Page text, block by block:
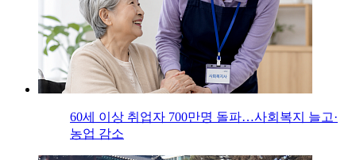
60세 이상 취업자 700만명 돌파…사회복지 늘고·
농업 감소